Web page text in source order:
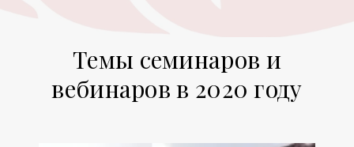
Темы семинаров и
вебинаров в 2020 году